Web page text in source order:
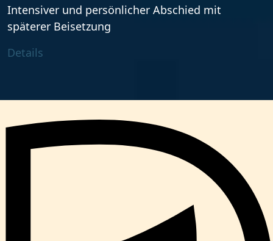
Intensiver und persönlicher Abschied mit
späterer Beisetzung
Details